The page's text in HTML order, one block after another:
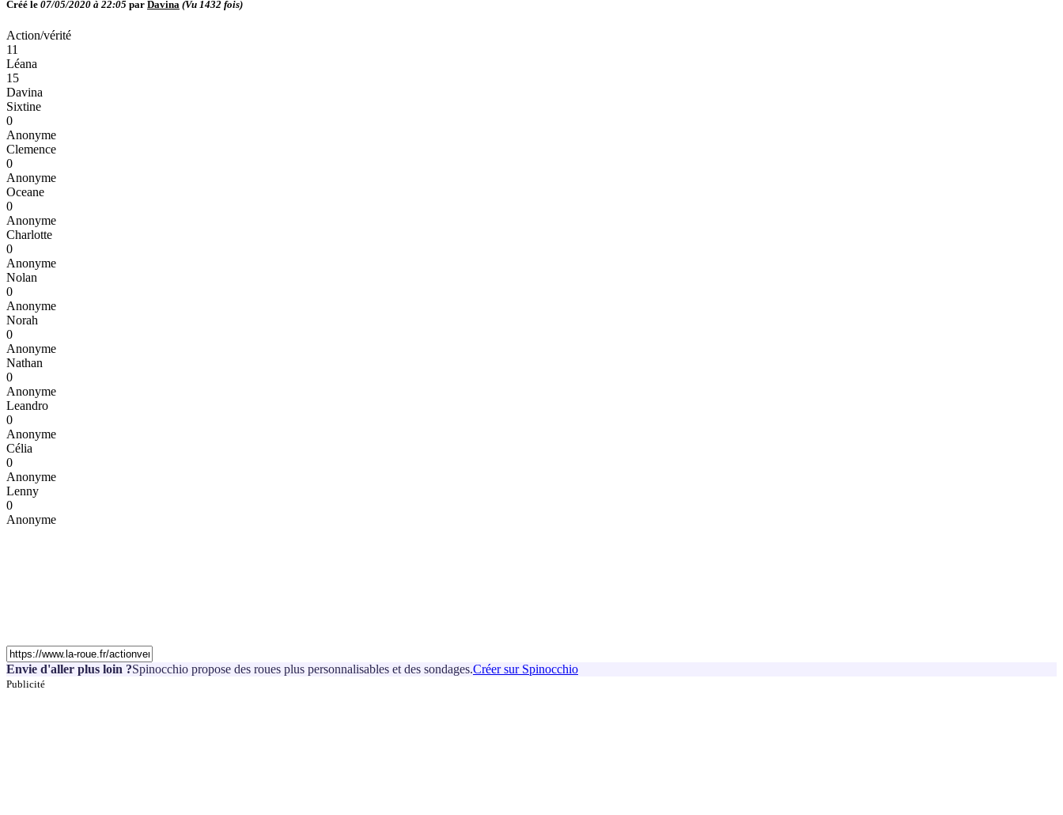
Créé le 07/05/2020 à 22:05 par Davina (Vu 1432 fois)
Action/vérité
11
Léana
15
Davina
Sixtine
0
Anonyme
Clemence
0
Anonyme
Oceane
0
Anonyme
Charlotte
0
Anonyme
Nolan
0
Anonyme
Norah
0
Anonyme
Nathan
0
Anonyme
Leandro
0
Anonyme
Célia
0
Anonyme
Lenny
0
Anonyme
Envie d'aller plus loin ?Spinocchio propose des roues plus personnalisables et des sondages.Créer sur Spinocchio
Publicité